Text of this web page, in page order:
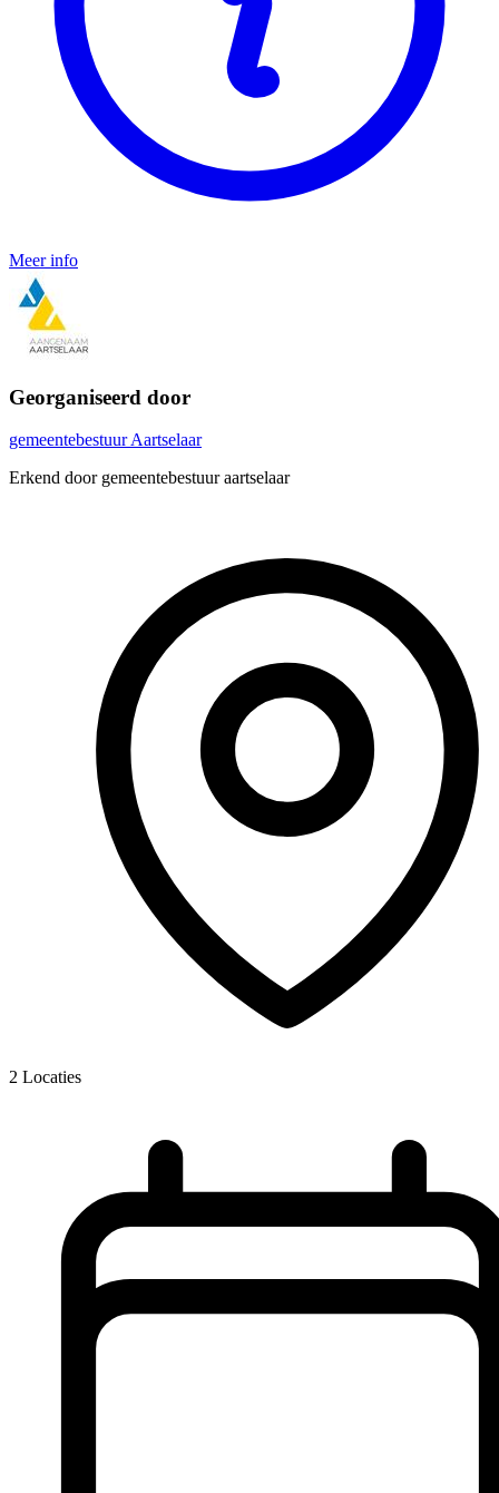
Meer info
Georganiseerd door
gemeentebestuur Aartselaar
Erkend door gemeentebestuur aartselaar
2 Locaties